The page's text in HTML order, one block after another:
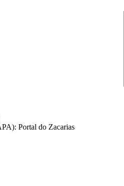
Portal do Zacarias